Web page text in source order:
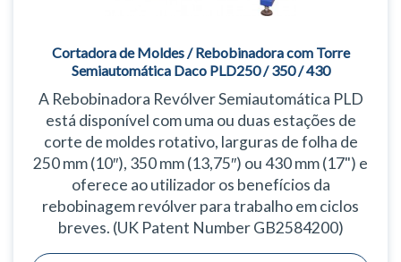
Cortadora de Moldes / Rebobinadora com Torre
Semiautomática Daco PLD250 / 350 / 430
A Rebobinadora Revólver Semiautomática PLD
está disponível com uma ou duas estações de
corte de moldes rotativo, larguras de folha de
250 mm (10″), 350 mm (13,75″) ou 430 mm (17") e
oferece ao utilizador os benefícios da
rebobinagem revólver para trabalho em ciclos
breves. (UK Patent Number GB2584200)